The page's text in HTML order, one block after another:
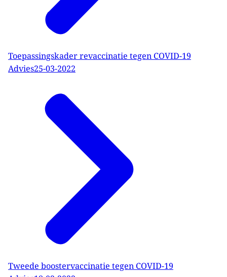
Toepassingskader revaccinatie tegen COVID-19
Advies25-03-2022
Tweede boostervaccinatie tegen COVID-19